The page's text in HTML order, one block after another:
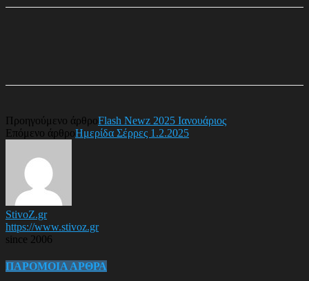
Προηγούμενο άρθροFlash Newz 2025 Ιανουάριος
Επόμενο άρθροΗμερίδα Σέρρες 1.2.2025
StivoZ.gr
https://www.stivoz.gr
since 2006
ΠΑΡΟΜΟΙΑ ΑΡΘΡΑ